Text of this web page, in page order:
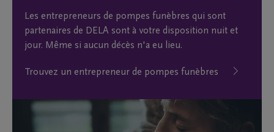
Les entrepreneurs de pompes funèbres qui sont
partenaires de DELA sont à votre disposition nuit et
jour. Même si aucun décès n'a eu lieu.
Trouvez un entrepreneur de pompes funèbres